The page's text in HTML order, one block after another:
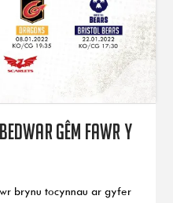
gêm fawr y
brynu tocynnau ar gyfer